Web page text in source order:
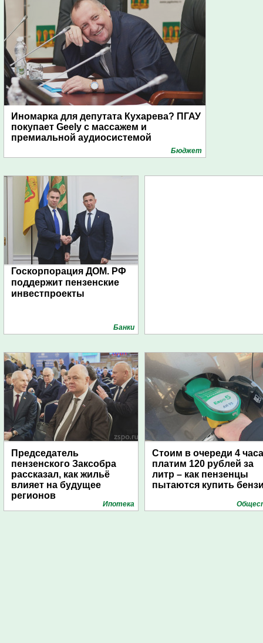
Иномарка для депутата Кухарева? ПГАУ
покупает Geely с массажем и
премиальной аудиосистемой
Бюджет
Госкорпорация ДОМ. РФ
поддержит пензенские
инвестпроекты
Банки
Председатель
пензенского Заксобра
рассказал, как жильё
влияет на будущее
регионов
Ипотека
Стоим в очереди 4
платим 120 рублей за
литр – как пензенцы
пытаются купить